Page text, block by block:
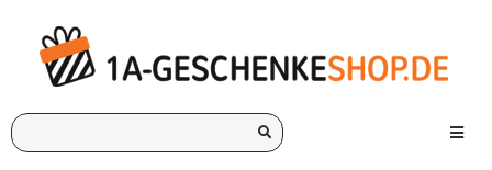
Ich
suche
Menü